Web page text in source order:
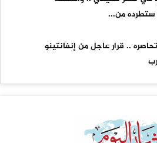
ستطرده من...
.. قرار عاجل من إنفانتينو